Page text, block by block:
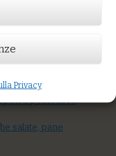
Privacy
di zucchine
e pomodoro
salate, pane